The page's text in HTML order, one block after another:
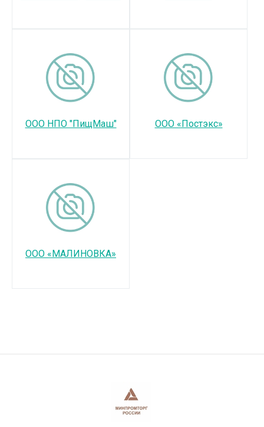
ООО НПО "ПищМаш" ООО «Постэкс»
ООО «МАЛИНОВКА»